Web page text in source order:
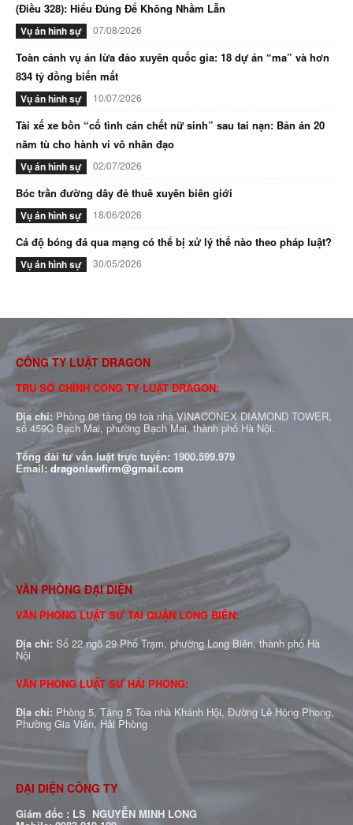
(Điều 328): Hiểu Đúng Để Không Nhầm Lẫn
Vụ án hình sự 07/08/2026
Toàn cảnh vụ án lừa đảo xuyên quốc gia: 18 dự án “ma” và hơn
834 tỷ đồng biến mất
Vụ án hình sự 10/07/2026
Tài xế xe bồn “cố tình cán chết nữ sinh” sau tai nạn: Bản án 20
năm tù cho hành vi vô nhân đạo
Vụ án hình sự 02/07/2026
Bóc trần đường dây đẻ thuê xuyên biên giới
Vụ án hình sự 18/06/2026
Cá độ bóng đá qua mạng có thể bị xử lý thế nào theo pháp luật?
Vụ án hình sự 30/05/2026
CÔNG TY LUẬT DRAGON
TRỤ SỞ CHÍNH CÔNG TY LUẬT DRAGON:
Địa chỉ: Phòng 08 tầng 09 toà nhà VINACONEX DIAMOND TOWER,
số 459C Bạch Mai, phường Bạch Mai, thành phố Hà Nội.
Tổng đài tư vấn luật trực tuyến: 1900.599.979
Email:dragonlawfirm@gmail.com
VĂN PHÒNG ĐẠI DIỆN
VĂN PHÒNG LUẬT SƯ TẠI QUẬN LONG BIÊN:
Địa chỉ: Số 22 ngõ 29 Phố Trạm, phường Long Biên, thành phố Hà
Nội
VĂN PHÒNG LUẬT SƯ HẢI PHÒNG:
Địa chỉ: Phòng 5, Tầng 5 Tòa nhà Khánh Hội, Đường Lê Hồng Phong,
Phường Gia Viên, Hải Phòng
ĐẠI DIỆN CÔNG TY
Giám đốc : LS NGUYỄN MINH LONG